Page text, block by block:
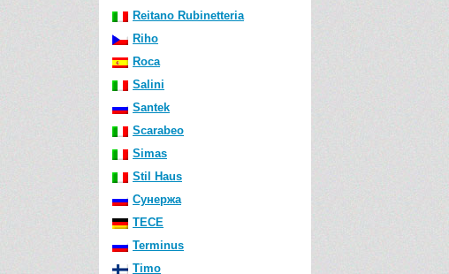
Reitano Rubinetteria
Riho
Roca
Salini
Santek
Scarabeo
Simas
Stil Haus
Сунержа
TECE
Terminus
Timo